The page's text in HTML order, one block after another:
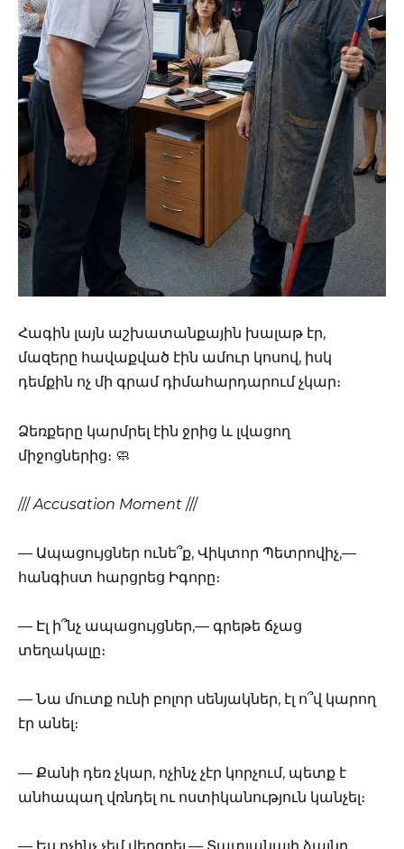
Հագին լայն աշխատանքային խալաթ էր,
մազերը հավաքված էին ամուր կոսով, իսկ
դեմքին ոչ մի գրամ դիմահարդարում չկար։
Ձեռքերը կարմրել էին ջրից և լվացող
միջոցներից։ 🧼
///Accusation Moment ///
— Ապացույցներ ունե՞ք, Վիկտոր Պետրովիչ,—
հանգիստ հարցրեց Իգորը։
— Էլ ի՞նչ ապացույցներ,— գրեթե ճչաց
տեղակալը։
— Նա մուտք ունի բոլոր սենյակներ, էլ ո՞վ կարող
էր անել։
— Քանի դեռ չկար, ոչինչ չէր կորչում, պետք է
անհապաղ վռնդել ու ոստիկանություն կանչել։